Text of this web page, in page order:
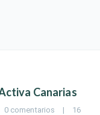
Canarias
0 comentarios |
16